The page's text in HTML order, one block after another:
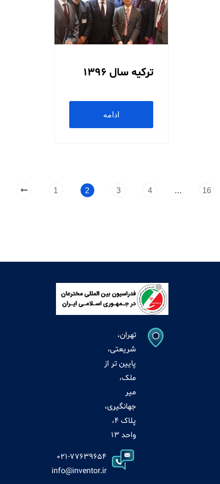
ترکیه سال 1396
ادامه
1 2 3 4 … 16
تهران،
شریعتی،
پایین تر از
ملک،
میر
جهانگیری،
پلاک 4،
واحد 13
021-77639654
info@inventor.ir